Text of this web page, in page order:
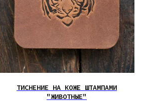
ТИСНЕНИЕ НА КОЖЕ ШТАМПАМИ
"ЖИВОТНЫЕ"